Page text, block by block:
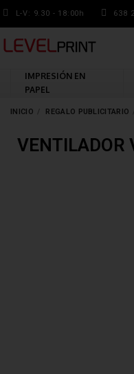
L-V: 9.30 - 18:00h 638
IMPRESIÓN EN
PAPEL
INICIO REGALO PUBLICITARIO
VENTILADOR